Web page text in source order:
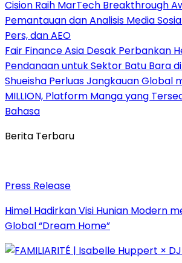
Cision Raih MarTech Breakthrough
Pemantauan dan Analisis Media
Pers, dan AEO
Fair Finance Asia Desak Perbankan
Pendanaan untuk Sektor Batu Bara di
Shueisha Perluas Jangkauan Global
MILLION, Platform Manga yang
Bahasa
Berita Terbaru
Press Release
Himel Hadirkan Visi Hunian Modern
Global “Dream Home”